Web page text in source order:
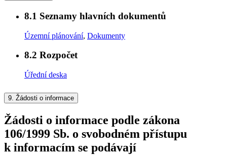
8.1 Seznamy hlavních dokumentů
Územní plánování, Dokumenty
8.2 Rozpočet
Úřední deska
9. Žádosti o informace
Žádosti o informace podle zákona
106/1999 Sb. o svobodném přístupu
k informacím se podávají